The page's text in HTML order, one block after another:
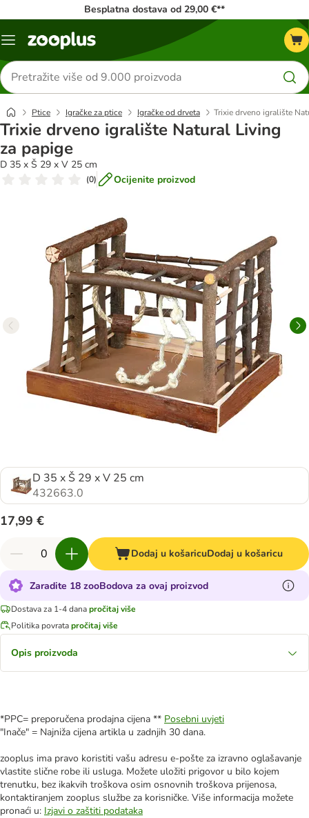
Besplatna dostava od 29,00 €**
Izbornik
Traži
proizvode
Ptice Igračke za ptice Igračke od drveta Trixie drveno igralište
Trixie drveno igralište Natural Living
za papige
D 35 x Š 29 x V 25 cm
(0) Ocijenite proizvod
D 35 x Š 29 x V 25 cm
432663.0
17,99 €
Dodaj u košaricuDodaj u košaricu
Zaradite 18 zooBodova za ovaj proizvod
Dostava za 1-4 danapročitaj više
Politika povratapročitaj više
Opis proizvoda
*PPC= preporučena prodajna cijena ** Posebni uvjeti
"Inače" = Najniža cijena artikla u zadnjih 30 dana.
zooplus ima pravo koristiti vašu adresu e-pošte za izravno oglašavanje
vlastite slične robe ili usluga. Možete uložiti prigovor u bilo kojem
trenutku, bez ikakvih troškova osim osnovnih troškova prijenosa,
kontaktiranjem zooplus službe za korisničke. Više informacija možete
pronaći u: Izjavi o zaštiti podataka